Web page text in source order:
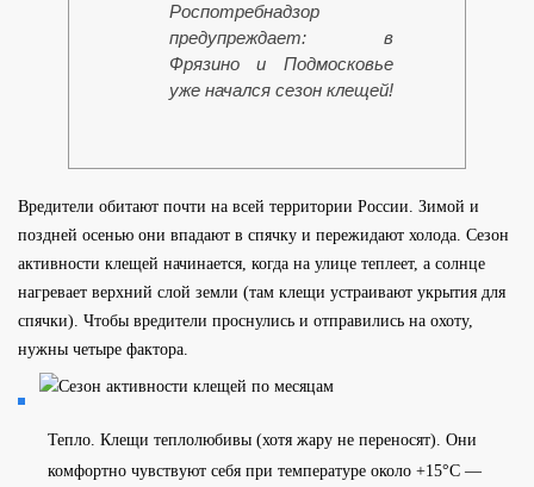
Роспотребнадзор
предупреждает: в
Фрязино и Подмосковье
уже начался сезон клещей!
Вредители обитают почти на всей территории России. Зимой и
поздней осенью они впадают в спячку и пережидают холода. Сезон
активности клещей начинается, когда на улице теплеет, а солнце
нагревает верхний слой земли (там клещи устраивают укрытия для
спячки). Чтобы вредители проснулись и отправились на охоту,
нужны четыре фактора.
Тепло. Клещи теплолюбивы (хотя жару не переносят). Они
комфортно чувствуют себя при температуре около +15°С —